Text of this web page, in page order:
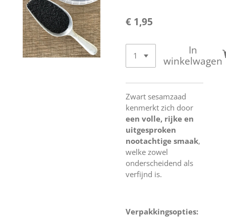
€ 1,95
In
winkelwagen
Zwart sesamzaad
kenmerkt zich door
een volle, rijke en
uitgesproken
nootachtige smaak,
welke zowel
onderscheidend als
verfijnd is.
Verpakkingsopties: